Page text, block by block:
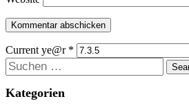
Current ye@r *
Suchen
Kategorien